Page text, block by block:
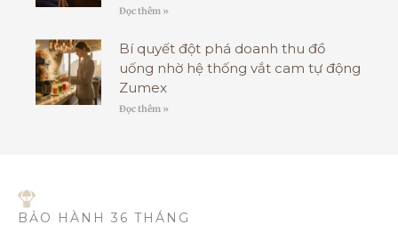
Đọc thêm »
Bí quyết đột phá doanh thu đồ
uống nhờ hệ thống vắt cam tự động
Zumex
Đọc thêm »
BẢO HÀNH 36 THÁNG